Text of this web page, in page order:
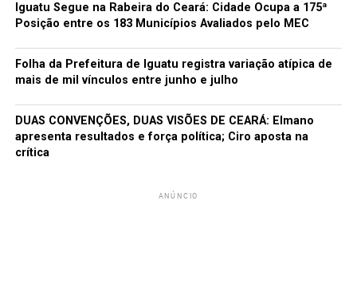
Iguatu Segue na Rabeira do Ceará: Cidade Ocupa a 175ª
Posição entre os 183 Municípios Avaliados pelo MEC
Folha da Prefeitura de Iguatu registra variação atípica de
mais de mil vínculos entre junho e julho
DUAS CONVENÇÕES, DUAS VISÕES DE CEARÁ: Elmano
apresenta resultados e força política; Ciro aposta na
crítica
ANÚNCIO